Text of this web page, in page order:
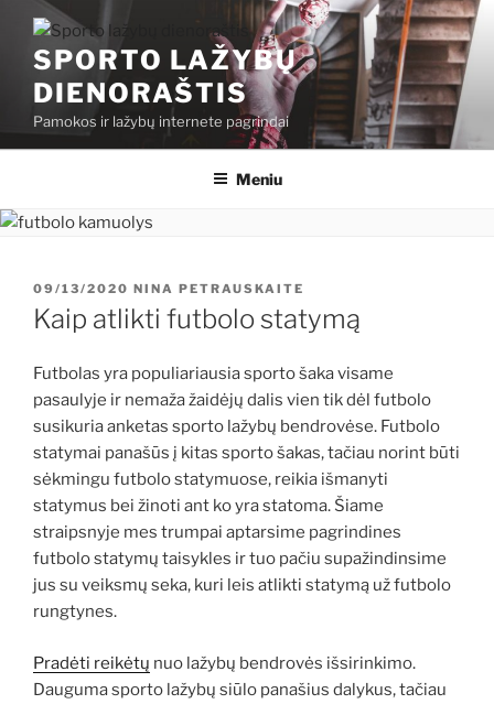
turinioSPORTO LAŽYBŲ
DIENORAŠTIS
Pamokos ir lažybų internete pagrindai
Meniu
PASKELBTA
09/13/2020 NINA PETRAUSKAITE
Kaip atlikti futbolo statymą
Futbolas yra populiariausia sporto šaka visame
pasaulyje ir nemaža žaidėjų dalis vien tik dėl futbolo
susikuria anketas sporto lažybų bendrovėse. Futbolo
statymai panašūs į kitas sporto šakas, tačiau norint būti
sėkmingu futbolo statymuose, reikia išmanyti
statymus bei žinoti ant ko yra statoma. Šiame
straipsnyje mes trumpai aptarsime pagrindines
futbolo statymų taisykles ir tuo pačiu supažindinsime
jus su veiksmų seka, kuri leis atlikti statymą už futbolo
rungtynes.
Pradėti reikėtų nuo lažybų bendrovės išsirinkimo.
Dauguma sporto lažybų siūlo panašius dalykus, tačiau